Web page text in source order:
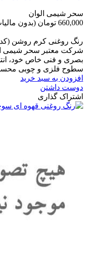
سحر شیمی الوان
660,000 تومان
(بدون
شرکت‌ معتبر سحر شیمی
بصری و فنی خاص خود،
سطوح فلزی و چوبی
افزودن به سبد خرید
دوست داشتن
اشتراک گذاری